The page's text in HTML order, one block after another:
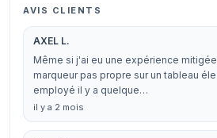
AVIS CLIENTS
AXEL L.
Même si j'ai eu une expérience
marqueur pas propre sur un tableau
employé il y a quelque…
il y a 2 mois